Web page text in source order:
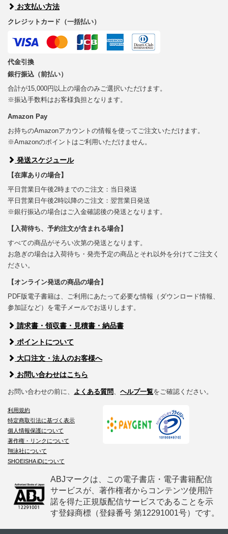
お支払い方法
クレジットカード（一括払い）
代金引換
銀行振込（前払い）
合計が15,000円以上の場合のみご選択いただけます。
※振込手数料はお客様負担となります。
Amazon Pay
お持ちのAmazonアカウントの情報を使ってご注文いただけます。
※Amazonのポイントはご利用いただけません。
発送スケジュール
【在庫ありの場合】
平日営業日午後2時までのご注文：当日発送
平日営業日午後2時以降のご注文：翌営業日発送
※銀行振込の場合はご入金確認後の発送となります。
【入荷待ち、予約注文が含まれる場合】
すべての商品がそろい次第の発送となります。
お急ぎの場合は入荷待ち・発売予定の商品とそれ以外を分けてご注文く
ださい。
【オンライン発送の商品の場合】
PDF版電子書籍は、ご利用にあたって必要な情報（ダウンロード情報、
参加証など）を電子メールでお送りします。
請求書・領収書・見積書・納品書
ポイントについて
大口注文・法人のお客様へ
お問い合わせはこちら
お問い合わせの前に、 よくある質問、 ヘルプ一覧をご確認ください。
利用規約
特定商取引法に基づく表示
個人情報保護について
著作権・リンクについて
翔泳社について
SHOEISHA iDについて
ABJマークは、この電子書店・電子書籍配信
サービスが、著作権者からコンテンツ使用許
諾を得た正規版配信サービスであることを示
す登録商標（登録番号 第12291001号）です。